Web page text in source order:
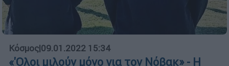
Κόσμος|09.01.2022 15:34
«'Ολοι μιλούν μόνο για τον Νόβακ» - Η